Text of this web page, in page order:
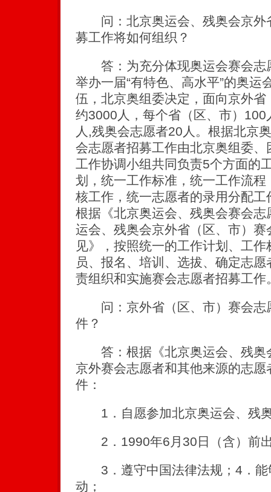
问：北京奥运会、残奥会京外
募工作将如何组织？
答：为充分体现奥运会赛会志
举办一届“有特色、高水平”的奥运
伍，北京奥组委决定，面向京外
约3000人，每个省（区、市）
人,残奥会志愿者20人。根据北京
会志愿者招募工作由北京奥组委
工作协调小组共同负责5个方面的
划，统一工作标准，统一工作流
核工作，统一志愿者的录用分配
根据《北京奥运会、残奥会赛会
运会、残奥会京外省（区、市）
见》，按照统一的工作计划、工
员、报名、培训、选拔、确定志
责组织和实施赛会志愿者招募工作
问：京外省（区、市）赛会志
件？
答：根据《北京奥运会、残奥
京外赛会志愿者和其他来源的志
件：
1．自愿参加北京奥运会、残
2．1990年6月30日（含）前
3．遵守中国法律法规；4．能
动；